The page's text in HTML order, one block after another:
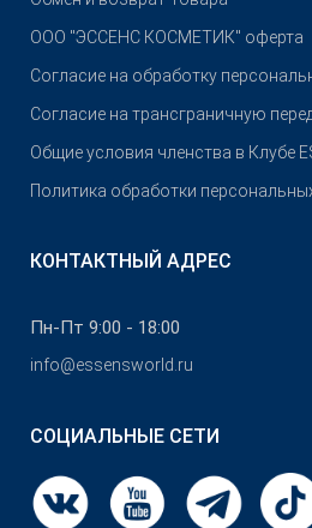
OOO "ЭССЕНС КОСМЕТИК" оферта
Согласие на обработку
Согласие на трансграничную
Общие условия членства в Клубе
Политика обработки
КОНТАКТНЫЙ АДРЕС
Пн-Пт 9:00 - 18:00
info@essensworld.ru
СОЦИАЛЬНЫЕ СЕТИ